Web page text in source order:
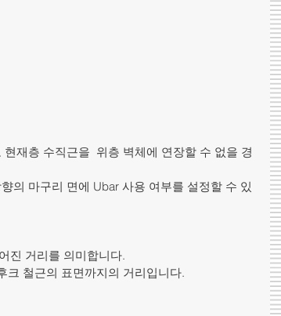
재층 수직근을  위층 벽체에 연장할 수 없을 경
의 마구리 면에 Ubar 사용 여부를 설정할 수 있
진 거리를 의미합니다.
크 철근의 표면까지의 거리입니다.